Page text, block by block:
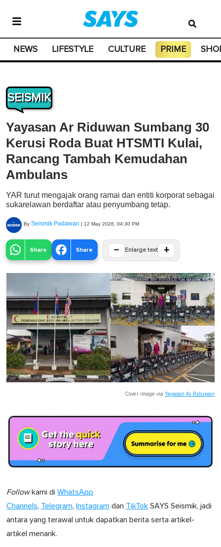
NEWS LIFESTYLE CULTURE PRIME
SEISMIK
Yayasan Ar Riduwan Sumbang 30
Kerusi Roda Buat HTSMTI Kulai,
Rancang Tambah Kemudahan
Ambulans
YAR turut mengajak orang ramai dan entiti korporat sebagai
sukarelawan berdaftar atau penyumbang tetap.
By Seismik Padawan | 12 May 2026, 04:30 PM
Share Share − Enlarge text +
Cover image via Yayasan Ar Riduwan
Followkami di WhatsApp
Channels, Telegram, Instagram dan TikTok SAYS Seismik, jadi
antara yang terawal untuk dapatkan berita serta artikel-
artikel menarik.